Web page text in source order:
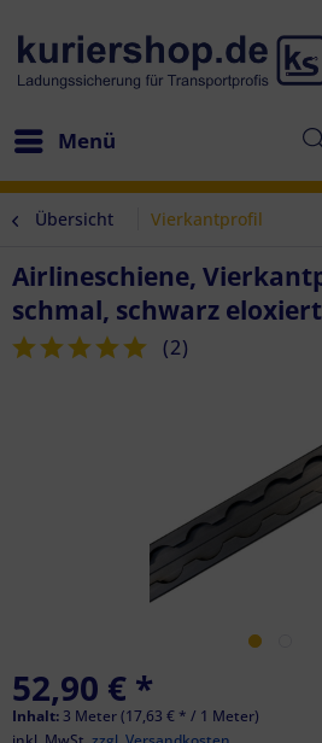
Menü
Übersicht Vierkantprofil
Airlineschiene,
schmal, schwarz
(2)
52,90 € *
Inhalt: 3 Meter (17,63 € * / 1 Meter)